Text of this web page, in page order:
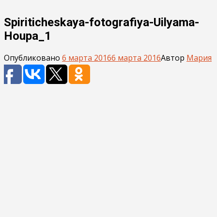
Spiriticheskaya-fotografiya-Uilyama-
Houpa_1
Опубликовано 6 марта 20166 марта 2016Автор Мария